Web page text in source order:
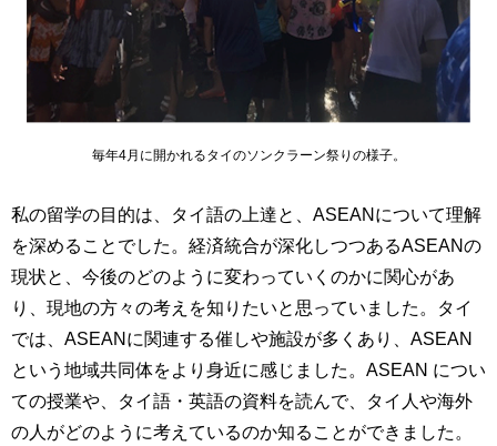
毎年4月に開かれるタイのソンクラーン祭りの様子。
私の留学の目的は、タイ語の上達と、ASEANについて理解
を深めることでした。経済統合が深化しつつあるASEANの
現状と、今後のどのように変わっていくのかに関心があ
り、現地の方々の考えを知りたいと思っていました。タイ
では、ASEANに関連する催しや施設が多くあり、ASEAN
という地域共同体をより身近に感じました。ASEAN につい
ての授業や、タイ語・英語の資料を読んで、タイ人や海外
の人がどのように考えているのか知ることができました。